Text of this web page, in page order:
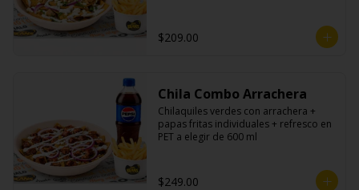
$209.00
Chila Combo Arrachera
Chilaquiles verdes con arrachera +
papas fritas individuales + refresco en
PET a elegir de 600 ml
$249.00